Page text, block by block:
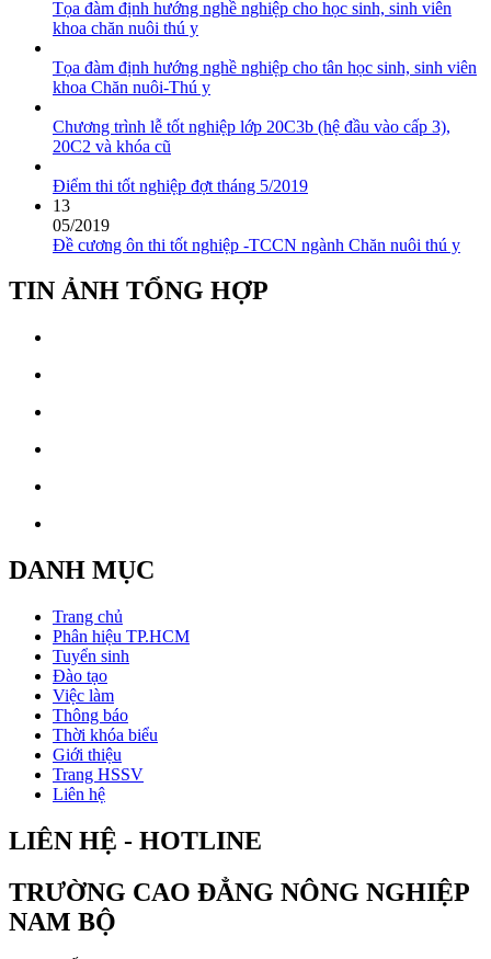
Tọa đàm định hướng nghề nghiệp cho học sinh, sinh viên
khoa chăn nuôi thú y
Tọa đàm định hướng nghề nghiệp cho tân học sinh, sinh viên
khoa Chăn nuôi-Thú y
Chương trình lễ tốt nghiệp lớp 20C3b (hệ đầu vào cấp 3),
20C2 và khóa cũ
Điểm thi tốt nghiệp đợt tháng 5/2019
13
05/2019
Đề cương ôn thi tốt nghiệp -TCCN ngành Chăn nuôi thú y
TIN ẢNH TỔNG HỢP
DANH MỤC
Trang chủ
Phân hiệu TP.HCM
Tuyển sinh
Đào tạo
Việc làm
Thông báo
Thời khóa biểu
Giới thiệu
Trang HSSV
Liên hệ
LIÊN HỆ - HOTLINE
TRƯỜNG CAO ĐẲNG NÔNG NGHIỆP
NAM BỘ